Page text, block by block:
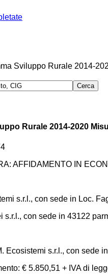
Sviluppo Rurale 2014-
Rurale 2014-2020
AFFIDAMENTO IN
s.r.l., con sede in Loc.
s.r.l., con sede in 43122
Ecosistemi s.r.l., con sede
€ 5.850,51 + IVA di